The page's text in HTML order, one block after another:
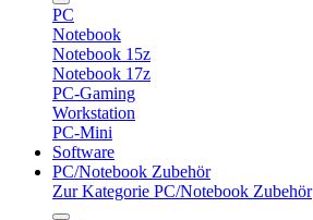
PC
Notebook
Notebook 15z
Notebook 17z
PC-Gaming
Workstation
PC-Mini
Software
PC/Notebook Zubehör
Zur Kategorie PC/Notebook Zubehör